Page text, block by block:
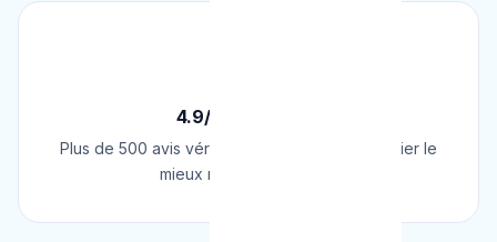
4.9/5 sur Google
Plus de 500 avis vérifiés sur Google. Le plombier le
mieux noté de Belgique.